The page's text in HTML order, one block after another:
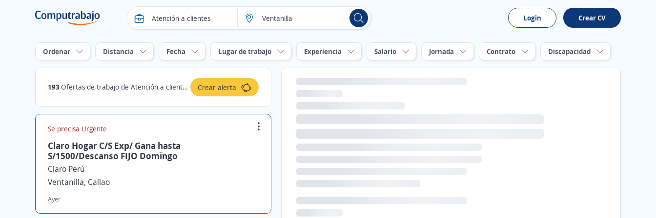
Login Crear CV
Ordenar Distancia Fecha Lugar de trabajo Experiencia Salario Jornada Contrato Discapacidad
193 Ofertas de trabajo de Atención a clientes en Ventanilla, Callao Crear alerta
Se precisa Urgente
Claro Hogar C/S Exp/ Gana hasta
S/1500/Descanso FIJO Domingo
Claro Perú
Ventanilla, Callao
Ayer